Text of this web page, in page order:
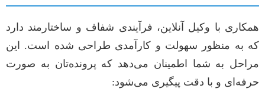
همکاری با وکیل آنلاین، فرآیندی شفاف و ساختارمند دارد
که به منظور سهولت و کارآمدی طراحی شده است. این
مراحل به شما اطمینان می‌دهد که پرونده‌تان به صورت
حرفه‌ای و با دقت پیگیری می‌شود: